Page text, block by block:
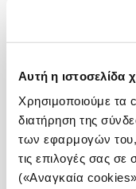
Αυτή η ιστοσελίδα
Χρησιμοποιούμε τα
διατήρηση της
των εφαρμογών
τις επιλογές σας
(«Αναγκαία
δημοσιογραφίας,
της κοινωνίας εν
Πρόκειται για
συμβάλει στην
αξίας στοιχείων
κομμάτι της
Για την επίτευξη